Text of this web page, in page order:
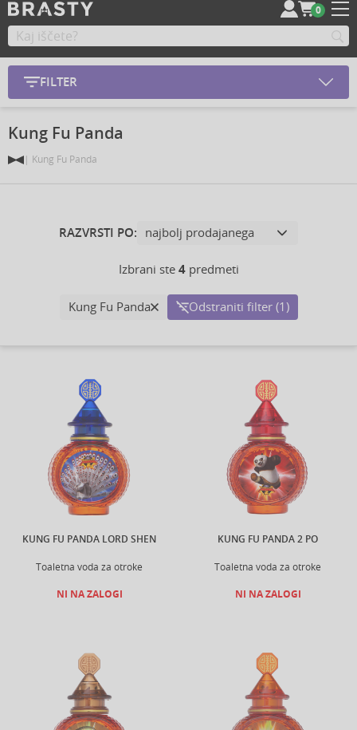
0
FILTER
Kung Fu Panda
Kung Fu Panda
RAZVRSTI PO:
Izbrani ste 4predmeti
Kung Fu Panda Odstraniti filter (1)
KUNG FU PANDA LORD SHEN
Toaletna voda za otroke
NI NA ZALOGI
KUNG FU PANDA 2 PO
Toaletna voda za otroke
NI NA ZALOGI